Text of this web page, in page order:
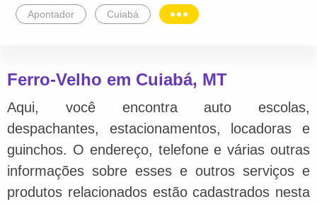
Apontador Cuiabá
Ferro-Velho em Cuiabá, MT
Aqui, você encontra auto escolas,
despachantes, estacionamentos, locadoras e
guinchos. O endereço, telefone e várias outras
informações sobre esses e outros serviços e
produtos relacionados estão cadastrados nesta